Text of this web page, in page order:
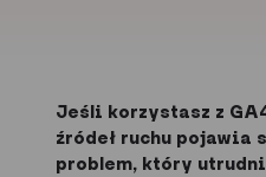
Jeśli korzystasz z
źródeł ruchu pojawia
problem, który